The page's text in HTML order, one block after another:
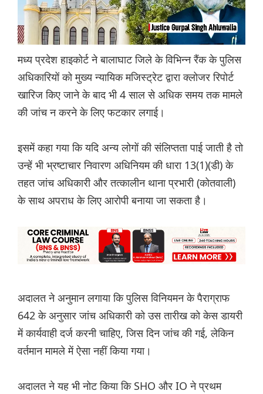
मध्य प्रदेश हाइकोर्ट ने बालाघाट जिले के विभिन्न रैंक के पुलिस
अधिकारियों को मुख्य न्यायिक मजिस्ट्रेट द्वारा क्लोजर रिपोर्ट
खारिज किए जाने के बाद भी 4 साल से अधिक समय तक मामले
की जांच न करने के लिए फटकार लगाई।
इसमें कहा गया कि यदि अन्य लोगों की संलिप्तता पाई जाती है तो
उन्हें भी भ्रष्टाचार निवारण अधिनियम की धारा 13(1)(डी) के
तहत जांच अधिकारी और तत्कालीन थाना प्रभारी (कोतवाली)
के साथ अपराध के लिए आरोपी बनाया जा सकता है।
अदालत ने अनुमान लगाया कि पुलिस विनियमन के पैराग्राफ
642 के अनुसार जांच अधिकारी को उस तारीख को केस डायरी
में कार्यवाही दर्ज करनी चाहिए, जिस दिन जांच की गई, लेकिन
वर्तमान मामले में ऐसा नहीं किया गया।
अदालत ने यह भी नोट किया कि SHO और IO ने प्रथम